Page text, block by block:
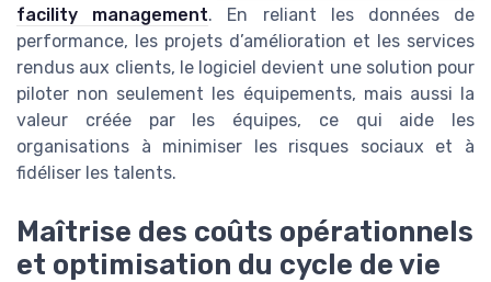
facility management. En reliant les données de
performance, les projets d’amélioration et les services
rendus aux clients, le logiciel devient une solution pour
piloter non seulement les équipements, mais aussi la
valeur créée par les équipes, ce qui aide les
organisations à minimiser les risques sociaux et à
fidéliser les talents.
Maîtrise des coûts opérationnels
et optimisation du cycle de vie